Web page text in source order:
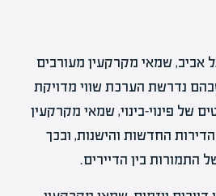
אביב, שמאי מקרקעין מעורבים
נדרשת הערכת שווי מדויקת
של פינוי-בינוי, שמאי מקרקעין
החדשות והישנות, ובכך
התמורות בין הדיירים.